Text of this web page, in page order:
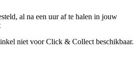
al na een uur af te halen in jouw
niet voor Click & Collect beschikbaar.